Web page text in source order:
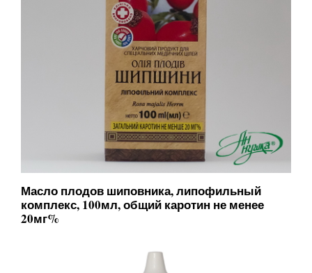
Масло плодов шиповника, липофильный
комплекс, 100мл, общий каротин не менее
20мг%